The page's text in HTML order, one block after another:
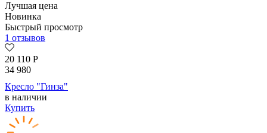
Лучшая цена
Новинка
Быстрый просмотр
1 отзывов
20 110 Р
34 980
Кресло "Гинза"
в наличии
Купить